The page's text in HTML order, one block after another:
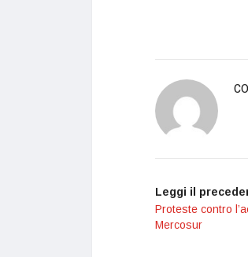
Leggi il
Proteste contro
Mercosur